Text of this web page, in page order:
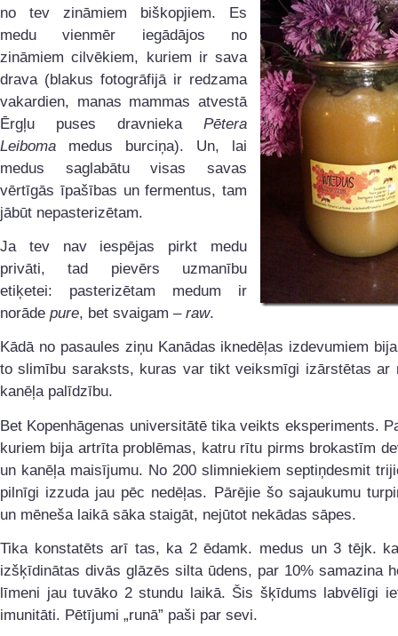
no tev zināmiem biškopjiem. Es
medu vienmēr iegādājos no
zināmiem cilvēkiem, kuriem ir sava
drava (blakus fotogrāfijā ir redzama
vakardien, manas mammas atvestā
Ērgļu puses dravnieka Pētera
Leiboma medus burciņa). Un, lai
medus saglabātu visas savas
vērtīgās īpašības un fermentus, tam
jābūt nepasterizētam.
Ja tev nav iespējas pirkt medu
privāti, tad pievērs uzmanību
etiķetei: pasterizētam medum ir
norāde pure, bet svaigam – raw.
Kādā no pasaules ziņu Kanādas iknedēļas izdevumiem
to slimību saraksts, kuras var tikt veiksmīgi izārstētas ar
kanēļa palīdzību.
Bet Kopenhāgenas universitātē tika veikts eksperiments.
kuriem bija artrīta problēmas, katru rītu pirms brokastīm
un kanēļa maisījumu. No 200 slimniekiem septiņdesmit
pilnīgi izzuda jau pēc nedēļas. Pārējie šo sajaukumu
un mēneša laikā sāka staigāt, nejūtot nekādas sāpes.
Tika konstatēts arī tas, ka 2 ēdamk. medus un 3 tējk.
izšķīdinātas divās glāzēs silta ūdens, par 10% samazina
līmeni jau tuvāko 2 stundu laikā. Šis šķīdums labvēlīgi
imunitāti. Pētījumi „runā” paši par sevi.